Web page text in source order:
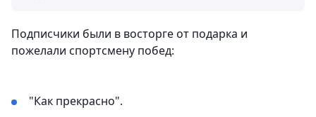
Подписчики были в восторге от подарка и
пожелали спортсмену побед:
"Как прекрасно".